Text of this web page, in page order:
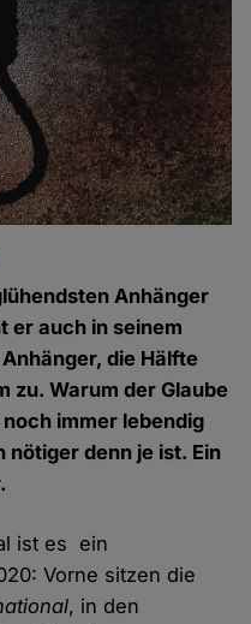
Anhänger
er auch in seinem
die Hälfte
zu. Warum der Glaube
immer lebendig
nötiger denn je ist. Ein
ist es ein
Vorne sitzen die
, in den